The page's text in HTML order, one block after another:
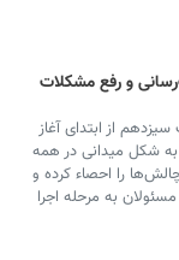
و رفع مشکلات
از ابتدای آغاز
به شکل میدانی در همه
را احصاء کرده و
به مرحله اجرا